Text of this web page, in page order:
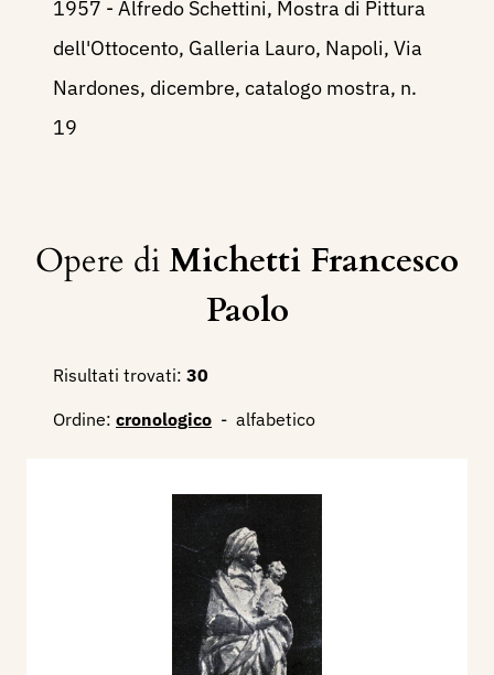
1957 - Alfredo Schettini, Mostra di Pittura
dell'Ottocento, Galleria Lauro, Napoli, Via
Nardones, dicembre, catalogo mostra, n.
19
Opere diMichetti Francesco
Paolo
Risultati trovati: 30
Ordine: cronologico - alfabetico